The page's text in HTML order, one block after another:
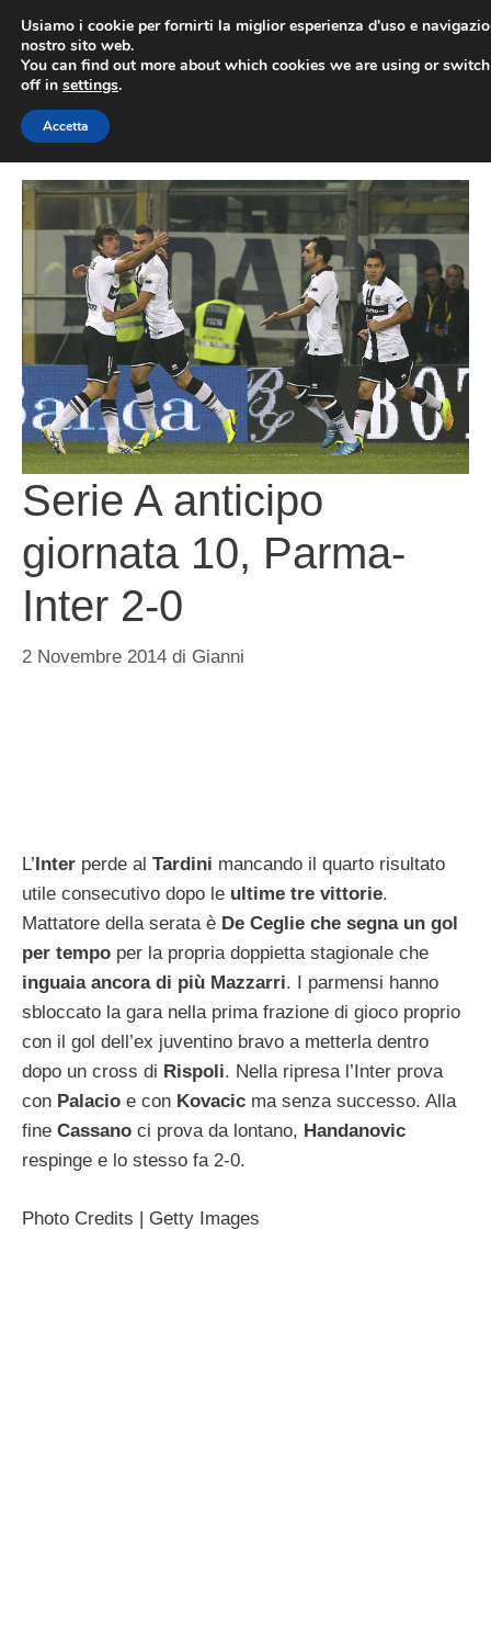
contenuto
Serie A anticipo
giornata 10, Parma-
Inter 2-0
2 Novembre 2014 di Gianni
L’Inter perde al Tardini mancando il quarto risultato
utile consecutivo dopo le ultime tre vittorie.
Mattatore della serata è De Ceglie che segna un gol
per tempo per la propria doppietta stagionale che
inguaia ancora di più Mazzarri. I parmensi hanno
sbloccato la gara nella prima frazione di gioco proprio
con il gol dell’ex juventino bravo a metterla dentro
dopo un cross di Rispoli. Nella ripresa l’Inter prova
con Palacio e con Kovacic ma senza successo. Alla
fine Cassano ci prova da lontano, Handanovic
respinge e lo stesso fa 2-0.
Photo Credits | Getty Images
Usiamo i cookie per fornirti la miglior esperienza d'uso e
nostro sito web.
You can find out more about which cookies we are using or
off in settings.
Accetta